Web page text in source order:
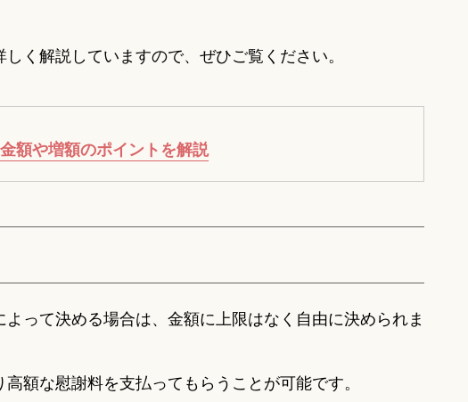
く解説していますので、ぜひご覧ください。
額や増額のポイントを解説
って決める場合は、金額に上限はなく自由に決められま
額な慰謝料を支払ってもらうことが可能です。